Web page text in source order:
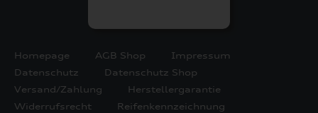
Homepage AGB Shop
Impressum
Datenschutz
Datenschutz Shop
Versand/Zahlung
Herstellergarantie
Widerrufsrecht
Reifenkennzeichnung